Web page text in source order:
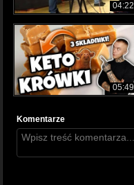
04:22
05:49
Komentarze